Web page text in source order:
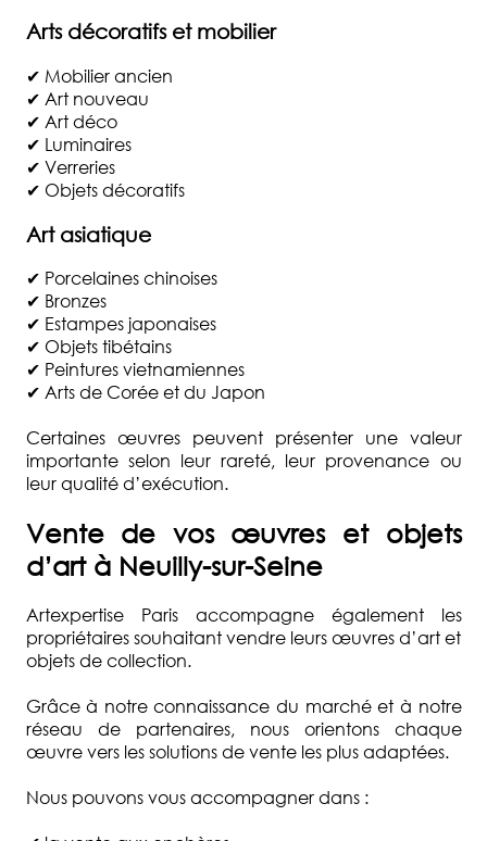
Arts décoratifs et mobilier
✔ Mobilier ancien
✔ Art nouveau
✔ Art déco
✔ Luminaires
✔ Verreries
✔ Objets décoratifs
Art asiatique
✔ Porcelaines chinoises
✔ Bronzes
✔ Estampes japonaises
✔ Objets tibétains
✔ Peintures vietnamiennes
✔ Arts de Corée et du Japon
Certaines œuvres peuvent présenter une valeur
importante selon leur rareté, leur provenance ou
leur qualité d’exécution.
Vente de vos œuvres et objets
d’art à Neuilly-sur-Seine
Artexpertise Paris accompagne également les
propriétaires souhaitant vendre leurs œuvres d’art et
objets de collection.
Grâce à notre connaissance du marché et à notre
réseau de partenaires, nous orientons chaque
œuvre vers les solutions de vente les plus adaptées.
Nous pouvons vous accompagner dans :